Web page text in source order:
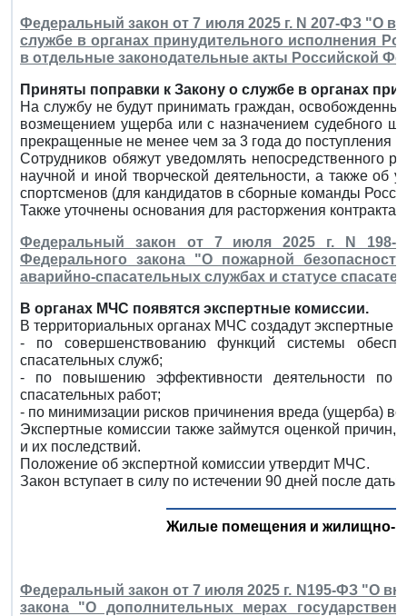
Федеральный закон от 7 июля 2025 г. N 207-ФЗ "О
службе в органах принудительного исполнения
в отдельные законодательные акты Российской
Приняты поправки к Закону о службе в органах
На службу не будут принимать граждан,
возмещением ущерба или с назначением судебного
прекращенные не менее чем за 3 года до поступления
Сотрудников обяжут уведомлять непосредственного
научной и иной творческой деятельности, а также об
спортсменов (для кандидатов в сборные команды
Также уточнены основания для расторжения контракта.
Федеральный закон от 7 июля 2025 г. N
Федерального закона "О пожарной
аварийно-спасательных службах и статусе
В органах МЧС появятся экспертные комиссии.
В территориальных органах МЧС создадут экспертные
- по совершенствованию функций системы
спасательных служб;
- по повышению эффективности деятельности
спасательных работ;
- по минимизации рисков причинения вреда (ущерба)
Экспертные комиссии также займутся оценкой
и их последствий.
Положение об экспертной комиссии утвердит МЧС.
Закон вступает в силу по истечении 90 дней после даты
Жилые помещения и жилищно-
Федеральный закон от 7 июля 2025 г. N195-ФЗ "О
закона "О дополнительных мерах